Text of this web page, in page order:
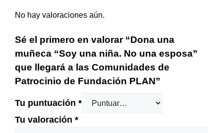
cantidad
No hay valoraciones aún.
Sé el primero en valorar “Dona una
muñeca “Soy una niña. No una esposa”
que llegará a las Comunidades de
Patrocinio de Fundación PLAN”
Tu puntuación *
Tu valoración *